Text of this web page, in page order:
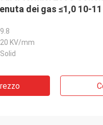
dei gas ≤1,0 10-
9.8
20 KV/mm
Solid